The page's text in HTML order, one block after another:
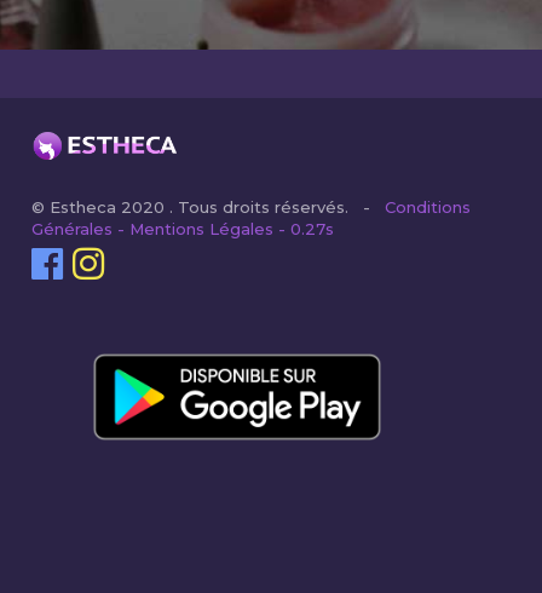
© Estheca 2020 . Tous droits réservés. -Conditions
Générales - Mentions Légales - 0.27s